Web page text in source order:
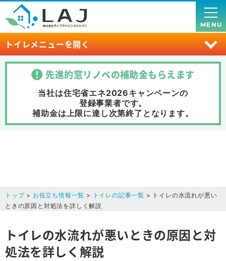
トイレメニューを開く
MENU
先進的窓リノベの補助金もらえます
当社は住宅省エネ2026キャンペーンの
登録事業者です。
補助金は上限に達し次第終了 となります。
トップ> お役立ち情報一覧 > トイレの記事一覧 > トイレの水流れが悪い
ときの原因と対処法を詳しく解説
トイレの水流れが悪いときの原因と対
処法を詳しく解説